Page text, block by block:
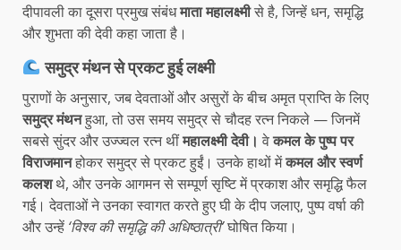
दीपावली का दूसरा प्रमुख संबंधमाता महालक्ष्मीसे है, जिन्हें धन, समृद्धि
और शुभता की देवी कहा जाता है।
समुद्र मंथन से प्रकट हुई लक्ष्मी
पुराणों के अनुसार, जब देवताओं और असुरों के बीच अमृत प्राप्ति के लिए
समुद्र मंथनहुआ, तो उस समय समुद्र से चौदह रत्न निकले — जिनमें
सबसे सुंदर और उज्ज्वल रत्न थींमहालक्ष्मी देवी। वेकमल के पुष्प पर
विराजमानहोकर समुद्र से प्रकट हुईं। उनके हाथों मेंकमल और स्वर्ण
कलशथे, और उनके आगमन से सम्पूर्ण सृष्टि में प्रकाश और समृद्धि फैल
गई। देवताओं ने उनका स्वागत करते हुए घी के दीप जलाए, पुष्प वर्षा की
और उन्हें ‘विश्व की समृद्धि की अधिष्ठात्री’घोषित किया।